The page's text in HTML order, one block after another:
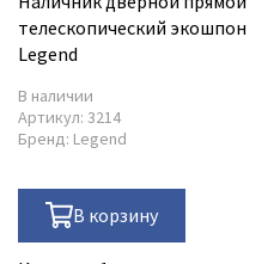
телескопический экошпон
Legend
В наличии
Артикул: 3214
Бренд: Legend
В корзину